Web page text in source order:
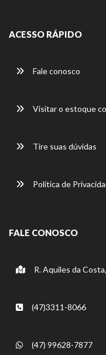
ACESSO RÁPIDO
Fale conosco
Visitar o estoque
Tire suas dúvidas
Política de
FALE CONOSCO
R. Aquiles da
(47)3311-8066
(47) 99628-7877